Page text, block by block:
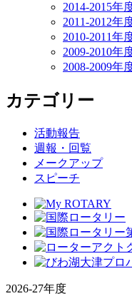
2014-2015年
2011-2012年
2010-2011年
2009-2010年
2008-2009年
カテゴリー
活動報告
週報・回覧
メークアップ
スピーチ
2026-27年度